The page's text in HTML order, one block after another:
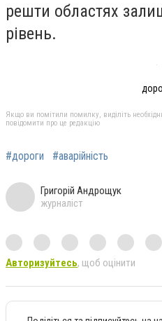
решти областях
рівень.
Якщо ви помітили помилку, виділіть
повідомити про це редакцію
#дороги #аварійність
Григорій Андрощук
журналіст
Авторизуйтесь, щоб оцінити